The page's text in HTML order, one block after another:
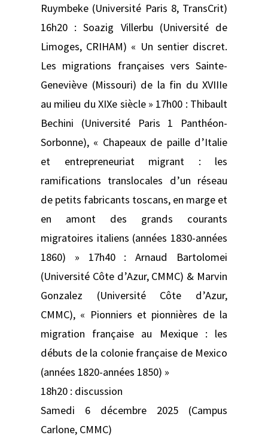
Ruymbeke (Université Paris 8, TransCrit)
16h20 : Soazig Villerbu (Université de
Limoges, CRIHAM) « Un sentier discret.
Les migrations françaises vers Sainte-
Geneviève (Missouri) de la fin du XVIIIe
au milieu du XIXe siècle » 17h00 : Thibault
Bechini (Université Paris 1 Panthéon-
Sorbonne), « Chapeaux de paille d’Italie
et entrepreneuriat migrant : les
ramifications translocales d’un réseau
de petits fabricants toscans, en marge et
en amont des grands courants
migratoires italiens (années 1830-années
1860) » 17h40 : Arnaud Bartolomei
(Université Côte d’Azur, CMMC) & Marvin
Gonzalez (Université Côte d’Azur,
CMMC), « Pionniers et pionnières de la
migration française au Mexique : les
débuts de la colonie française de Mexico
(années 1820-années 1850) »
18h20 : discussion
Samedi 6 décembre 2025 (Campus
Carlone, CMMC)